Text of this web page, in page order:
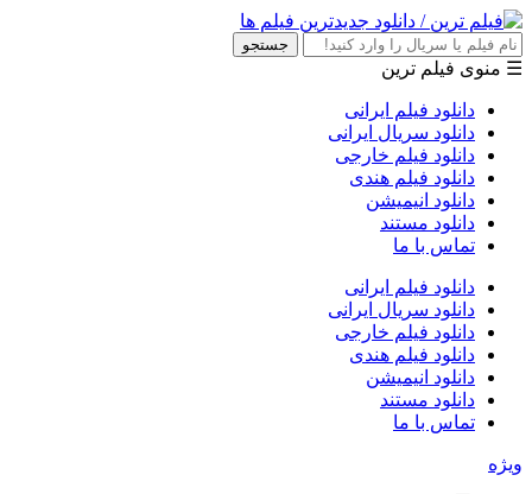
جستجو
☰ منوی فیلم ترین
دانلود فیلم ایرانی
دانلود سریال ایرانی
دانلود فیلم خارجی
دانلود فیلم هندی
دانلود انیمیشن
دانلود مستند
تماس با ما
دانلود فیلم ایرانی
دانلود سریال ایرانی
دانلود فیلم خارجی
دانلود فیلم هندی
دانلود انیمیشن
دانلود مستند
تماس با ما
ویژه